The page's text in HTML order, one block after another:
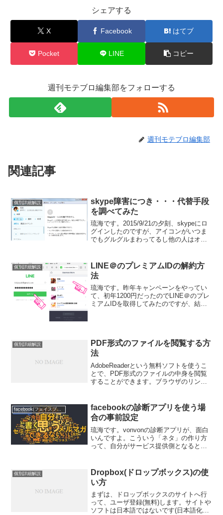
シェアする
X Facebook はてブ
Pocket LINE コピー
週刊モテブロ編集部をフォローする
週刊モテブロ編集部
関連記事
個別詳細解説
skype障害につき・・・代替手段
を調べてみた
琉海です。2015/9/21の夕刻、skypeにロ
グインしたのですが、アイコンがいつま
でもグルグルまわってるし他の人はオン
打ち合わせをしたい！とゆわけで、いろ
いろ、無料...
個別詳細解説
LINE＠のプレミアムIDの解約方
法
琉海です。昨年キャンペーンをやってい
て、初年1200円だったのでLINE＠のプレ
ミアムIDを取得してみたのですが、結
個別詳細解説
PDF形式のファイルを閲覧する方
法
AdobeReaderという無料ソフトを使うこ
とで、PDF形式のファイルの中身を閲覧
することができます。ブラウザのリンク
ンのスペックが低い場合は、ファイルが
開くまでに時...
facebook(フェイスブック)
facebookの診断アプリを使う場
合の事前設定
琉海です。vonvonの診断アプリが、面白
いんですよ。こういう「ネタ」の作り方
って、自分がサービス提供側となるとと
うようなので、自分でブロックする方法
（動画の前半）と、動画の...
個別詳細解説
Dropbox(ドロップボックス)の使
い方
まずは、ドロップボックスのサイトへ行
って、ユーザ登録(無料)します。サイトや
ソフトは日本語ではないです(日本語化も